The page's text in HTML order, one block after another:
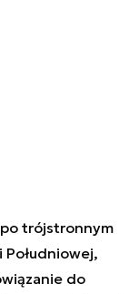
trójstronnym
do